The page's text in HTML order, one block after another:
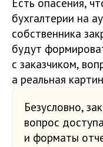
бухгалтерии на
собственника
будут
с заказчиком,
а реальная
Безусловно,
вопрос
и форматы